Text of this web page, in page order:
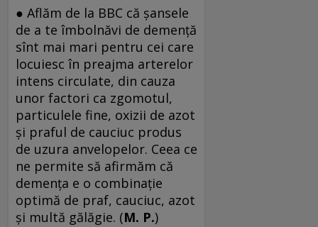
● Aflăm de la BBC că șansele
de a te îmbolnăvi de demență
sînt mai mari pentru cei care
locuiesc în preajma arterelor
intens circulate, din cauza
unor factori ca zgomotul,
particulele fine, oxizii de azot
și praful de cauciuc produs
de uzura anvelopelor. Ceea ce
ne permite să afirmăm că
demența e o combinație
optimă de praf, cauciuc, azot
și multă gălăgie. (M. P.)